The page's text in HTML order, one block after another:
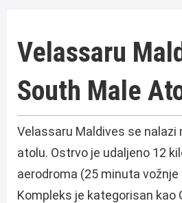
Velassaru
South Male
Velassaru Maldives se nalazi
atolu. Ostrvo je udaljeno 12
aerodroma (25 minuta
Kompleks je kategorisan kao